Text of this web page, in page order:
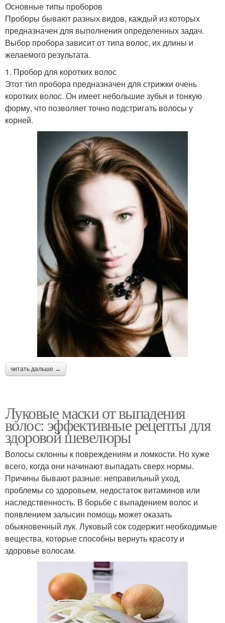
Основные типы проборов
Проборы бывают разных видов, каждый из которых
предназначен для выполнения определенных задач.
Выбор пробора зависит от типа волос, их длины и
желаемого результата.
1. Пробор для коротких волос
Этот тип пробора предназначен для стрижки очень
коротких волос. Он имеет небольшие зубья и тонкую
форму, что позволяет точно подстригать волосы у
корней.
читать дальше →
Луковые маски от выпадения
волос: эффективные рецепты для
здоровой шевелюры
Волосы склонны к повреждениям и ломкости. Но хуже
всего, когда они начинают выпадать сверх нормы.
Причины бывают разные: неправильный уход,
проблемы со здоровьем, недостаток витаминов или
наследственность. В борьбе с выпадением волос и
появлением залысин помощь может оказать
обыкновенный лук. Луковый сок содержит необходимые
вещества, которые способны вернуть красоту и
здоровье волосам.